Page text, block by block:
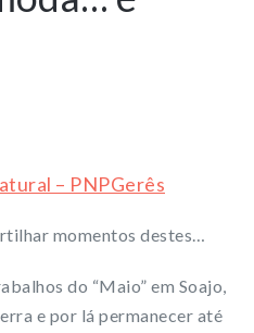
– PNPGerês
momentos destes…
do “Maio” em Soajo,
e por lá permanecer até